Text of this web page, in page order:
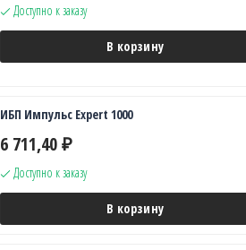
Доступно к заказу
В корзину
ИБП Импульс Expert 1000
6 711,40 ₽
Доступно к заказу
В корзину